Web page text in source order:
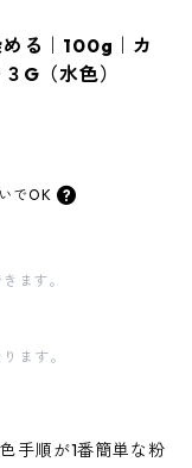
る｜100g｜カ
G（水色）
でOK
ます。
ます。
手順が1番簡単な粉